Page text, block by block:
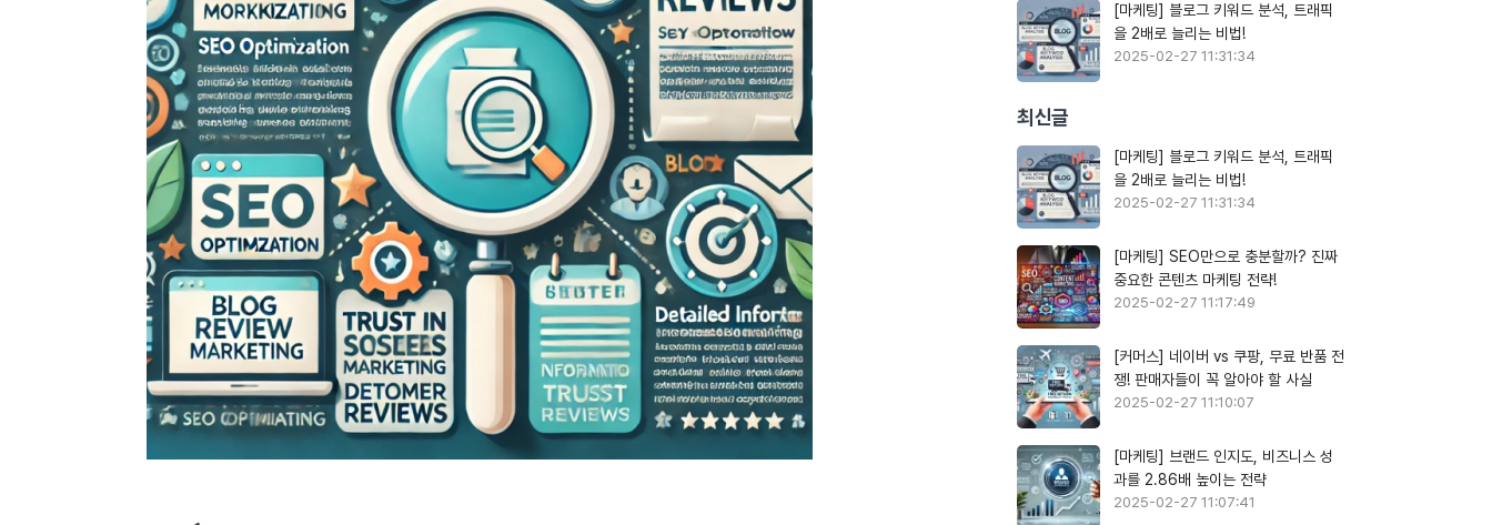
[마케팅] 블로그 키워드 분석, 트래픽
을 2배로 늘리는 비법!
2025-02-27 11:31:34
최신글
[마케팅] 블로그 키워드 분석, 트래픽
을 2배로 늘리는 비법!
2025-02-27 11:31:34
[마케팅] SEO만으로 충분할까? 진짜
중요한 콘텐츠 마케팅 전략!
2025-02-27 11:17:49
[커머스] 네이버 vs 쿠팡, 무료 반품 전
쟁! 판매자들이 꼭 알아야 할 사실
2025-02-27 11:10:07
[마케팅] 브랜드 인지도, 비즈니스 성
과를 2.86배 높이는 전략
2025-02-27 11:07:41